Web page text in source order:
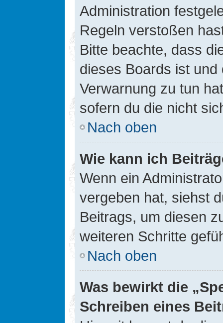
Administration
Regeln verstoßen
Bitte beachte, dass
dieses Boards ist
Verwarnung zu tun
sofern du die nicht
Nach oben
Wie kann ich
Wenn ein
vergeben hat, siehst
Beitrags, um diesen
weiteren Schritte
Nach oben
Was bewirkt die
Schreiben eines